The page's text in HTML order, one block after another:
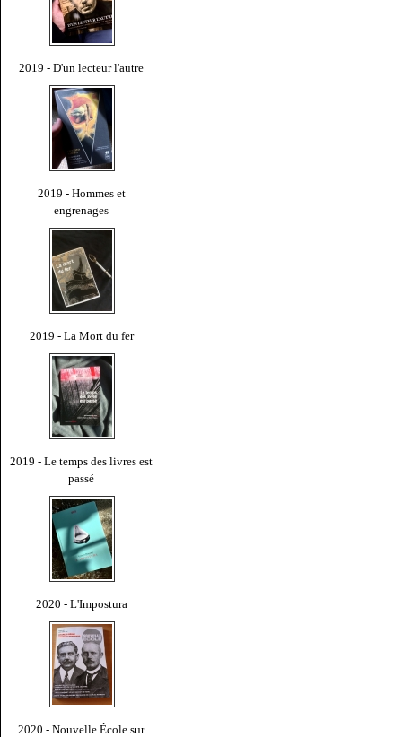
2019 - D'un lecteur l'autre
2019 - Hommes et
engrenages
2019 - La Mort du fer
2019 - Le temps des livres est
passé
2020 - L'Impostura
2020 - Nouvelle École sur